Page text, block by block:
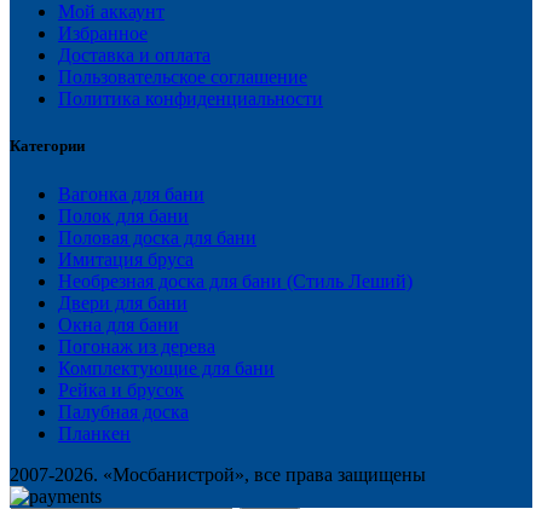
Мой аккаунт
Избранное
Доставка и оплата
Пользовательское соглашение
Политика конфиденциальности
Категории
Вагонка для бани
Полок для бани
Половая доска для бани
Имитация бруса
Необрезная доска для бани (Стиль Леший)
Двери для бани
Окна для бани
Погонаж из дерева
Комплектующие для бани
Рейка и брусок
Палубная доска
Планкен
2007-2026. «Мосбанистрой», все права защищены